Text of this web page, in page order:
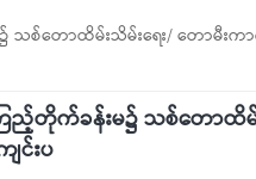
သစ်တောထိမ်းသိမ်းရေး/ တောမီးက
ကြည့်တိုက်ခန်းမ၌ သစ်တောထိ
င်းပ